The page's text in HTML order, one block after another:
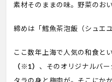
素材そのままの味。野菜のお
締めは「鱈魚茶泡飯（シュエ
ここ数年上海で人気の和食と
（※1） 、そのオリジナルバ